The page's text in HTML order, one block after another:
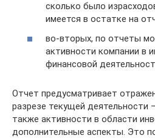
сколько было
имеется в остатке на
во-вторых, по отчеты
активности компании в
финансовой
Отчет предусматривает
разрезе текущей деятельности
также активности в области
дополнительные аспекты. Это